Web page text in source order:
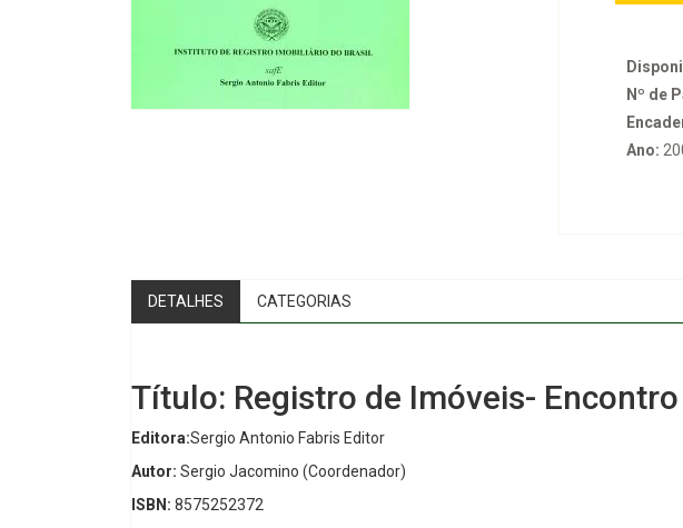
Nº de
Ano:
DETALHES CATEGORIAS
Título: Registro de Imóveis- Encontro
Editora:Sergio Antonio Fabris Editor
Autor: Sergio Jacomino (Coordenador)
ISBN: 8575252372